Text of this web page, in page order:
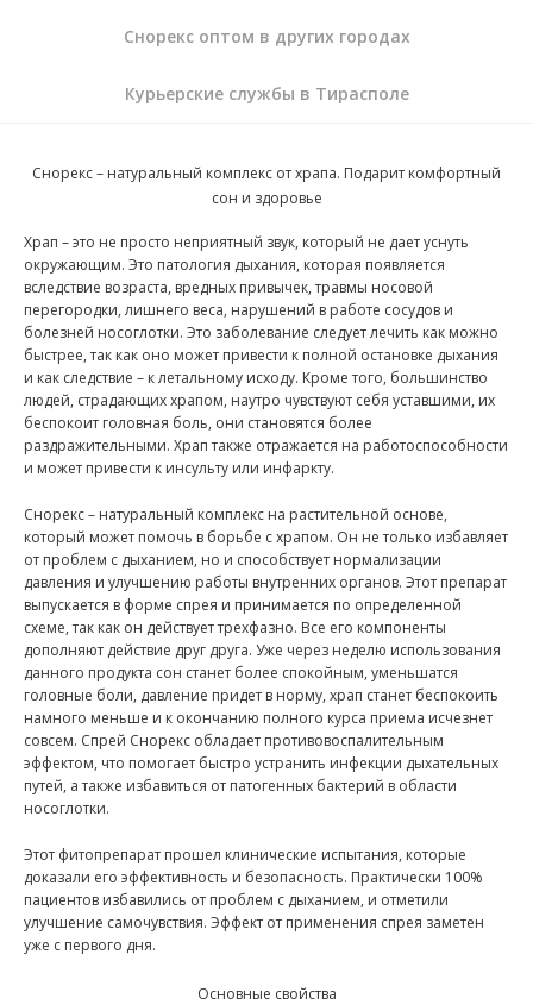
Снорекс оптом в других городах
Курьерские службы в Тирасполе
Снорекс – натуральный комплекс от храпа. Подарит комфортный
сон и здоровье
Храп – это не просто неприятный звук, который не дает уснуть
окружающим. Это патология дыхания, которая появляется
вследствие возраста, вредных привычек, травмы носовой
перегородки, лишнего веса, нарушений в работе сосудов и
болезней носоглотки. Это заболевание следует лечить как можно
быстрее, так как оно может привести к полной остановке дыхания
и как следствие – к летальному исходу. Кроме того, большинство
людей, страдающих храпом, наутро чувствуют себя уставшими, их
беспокоит головная боль, они становятся более
раздражительными. Храп также отражается на работоспособности
и может привести к инсульту или инфаркту.
Снорекс – натуральный комплекс на растительной основе,
который может помочь в борьбе с храпом. Он не только избавляет
от проблем с дыханием, но и способствует нормализации
давления и улучшению работы внутренних органов. Этот препарат
выпускается в форме спрея и принимается по определенной
схеме, так как он действует трехфазно. Все его компоненты
дополняют действие друг друга. Уже через неделю использования
данного продукта сон станет более спокойным, уменьшатся
головные боли, давление придет в норму, храп станет беспокоить
намного меньше и к окончанию полного курса приема исчезнет
совсем. Спрей Снорекс обладает противовоспалительным
эффектом, что помогает быстро устранить инфекции дыхательных
путей, а также избавиться от патогенных бактерий в области
носоглотки.
Этот фитопрепарат прошел клинические испытания, которые
доказали его эффективность и безопасность. Практически 100%
пациентов избавились от проблем с дыханием, и отметили
улучшение самочувствия. Эффект от применения спрея заметен
уже с первого дня.
Основные свойства